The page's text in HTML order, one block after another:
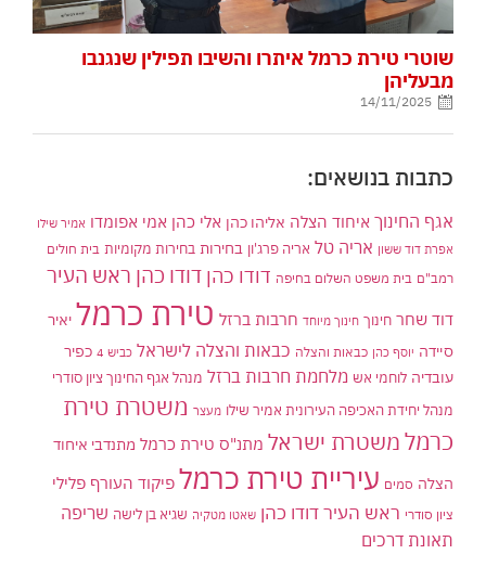
שוטרי טירת כרמל איתרו והשיבו תפילין שנגנבו
מבעליהן
14/11/2025
כתבות בנושאים:
אגף החינוך איחוד הצלה אליהו כהן אלי כהן אמי אפומדו אמיר שילו
אפרת דוד ששון אריה טל אריה פרג'ון בחירות בחירות מקומיות בית חולים
רמב"ם בית משפט השלום בחיפה דודו כהן דודו כהן ראש העיר
דוד שחר חינוך חינוך מיוחד חרבות ברזל טירת כרמל יאיר
סיידה יוסף כהן כבאות והצלה כבאות והצלה לישראל כביש 4
כפיר
עובדיה לוחמי אש מלחמת חרבות ברזל מנהל אגף החינוך ציון סודרי
מנהל יחידת האכיפה העירונית אמיר שילו מעצר משטרת טירת
כרמלמשטרת ישראל מתנ"ס טירת כרמל מתנדבי איחוד
הצלה סמים עיריית טירת כרמל פיקוד העורף פלילי
ציון סודרי ראש העיר דודו כהן שאטו מטקיה שגיא בן לישה שריפה
תאונת דרכים